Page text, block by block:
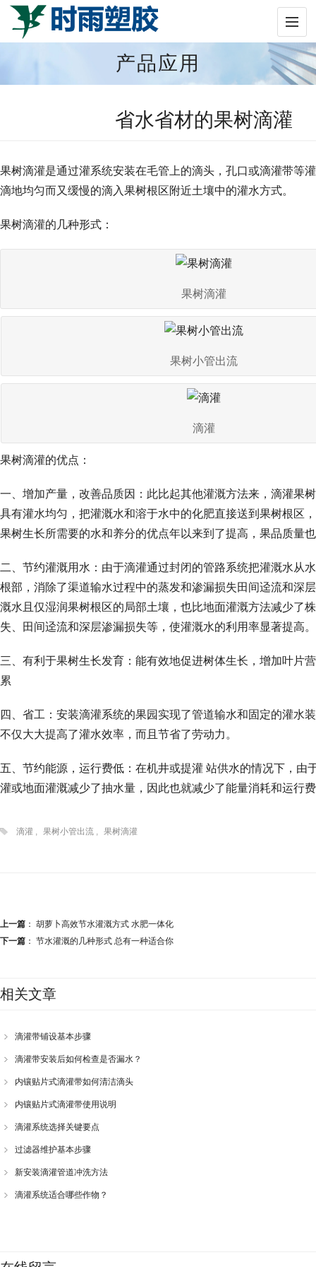
产品应用
省水省材的果树滴灌
果树滴灌是通过灌系统安装在毛管上的滴头，孔口或滴灌带等
滴地均匀而又缓慢的滴入果树根区附近土壤中的灌水方式。
果树滴灌的几种形式：
果树滴灌
果树小管出流
滴灌
果树滴灌的优点：
一、增加产量，改善品质因：此比起其他灌溉方法来，滴灌果
具有灌水均匀，把灌溉水和溶于水中的化肥直接送到果树根区
果树生长所需要的水和养分的优点年以来到了提高，果品质量
二、节约灌溉用水：由于滴灌通过封闭的管路系统把灌溉水从
根部，消除了渠道输水过程中的蒸发和渗漏损失田间迳流和深
溉水且仅湿润果树根区的局部土壤，也比地面灌溉方法减少了
失、田间迳流和深层渗漏损失等，使灌溉水的利用率显著提高。
三、有利于果树生长发育：能有效地促进树体生长，增加叶片
累
四、省工：安装滴灌系统的果园实现了管道输水和固定的灌水
不仅大大提高了灌水效率，而且节省了劳动力。
五、节约能源，运行费低：在机井或提灌 站供水的情况下，由
灌或地面灌溉减少了抽水量，因此也就减少了能量消耗和运行
滴灌 , 果树小管出流 , 果树滴灌
上一篇 ： 胡萝卜高效节水灌溉方式 水肥一体化
下一篇 ： 节水灌溉的几种形式 总有一种适合你
相关文章
滴灌带铺设基本步骤
滴灌带安装后如何检查是否漏水？
内镶贴片式滴灌带如何清洁滴头
内镶贴片式滴灌带使用说明
滴灌系统选择关键要点
过滤器维护基本步骤
新安装滴灌管道冲洗方法
滴灌系统适合哪些作物？